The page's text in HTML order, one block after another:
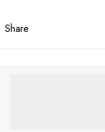
Share